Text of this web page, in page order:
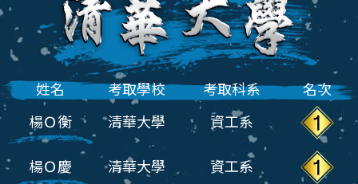
姓名 考取學校 考取科系 名次
楊Ｏ衡 清華大學 資工系
楊Ｏ慶 清華大學 資工系